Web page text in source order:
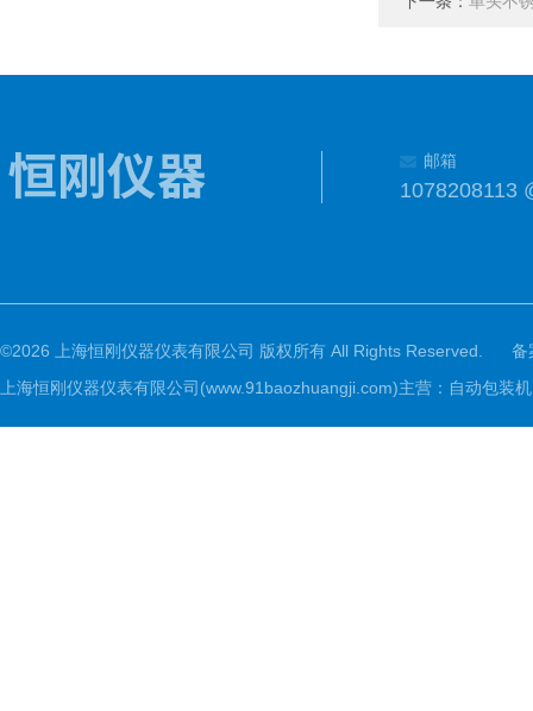
邮箱
1078208113
©2026 上海恒刚仪器仪表有限公司 版权所有 All Rights Reserved.
备
上海恒刚仪器仪表有限公司(www.91baozhuangji.com)主营：自动包